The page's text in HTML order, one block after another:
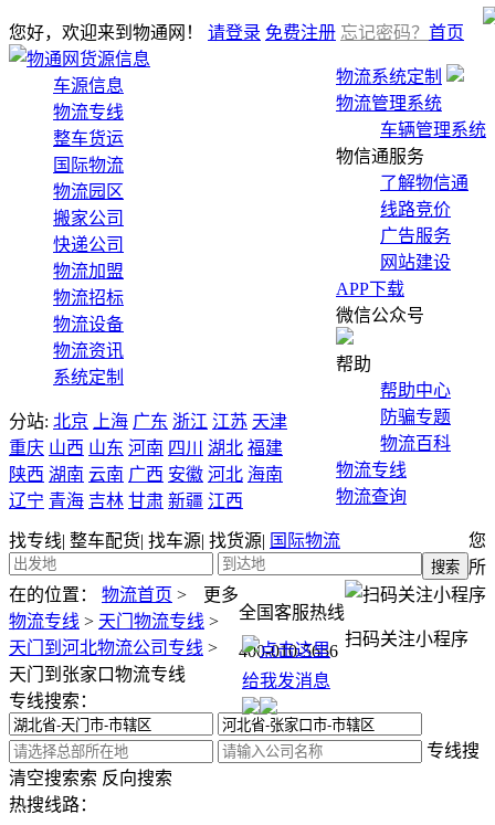
您好，欢迎来到物通网！ 请登录 免费注册 忘记密码？
物流系统定制
物流管理系统
车辆管理系统
物信通服务
了解物信通
线路竞价
广告服务
网站建设
APP下载
微信公众号
帮助
帮助中心
防骗专题
物流百科
物流专线
物流查询
找专线| 整车配货| 找车源| 找货源| 国际物流
全国客服热线
400-010-5656
扫码关注小程序
首页
货源信息
车源信息
物流专线
整车货运
国际物流
物流园区
搬家公司
快递公司
物流加盟
物流招标
物流设备
物流资讯
系统定制
分站: 北京 上海 广东 浙江 江苏 天津
重庆 山西 山东 河南 四川 湖北 福建
陕西 湖南 云南 广西 安徽 河北 海南
辽宁 青海 吉林 甘肃 新疆 江西
更多
您
所
在的位置：
物流首页 >
物流专线 > 天门物流专线 >
天门到河北物流公司专线 >
天门到张家口物流专线
专线搜索：
专线搜
索 反向搜索
清空搜索
热搜线路：